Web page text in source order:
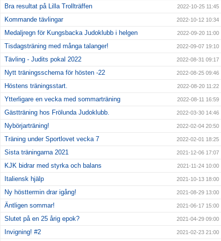
Bra resultat på Lilla Trollträffen 2022-10-25 11:45
Kommande tävlingar 2022-10-12 10:34
Medaljregn för Kungsbacka Judoklubb i helgen 2022-09-20 11:00
Tisdagsträning med många talanger! 2022-09-07 19:10
Tävling - Judits pokal 2022 2022-08-31 09:17
Nytt träningsschema för hösten -22 2022-08-25 09:46
Höstens träningsstart. 2022-08-20 11:22
Ytterligare en vecka med sommarträning 2022-08-11 16:59
Gästträning hos Frölunda Judoklubb. 2022-03-30 14:46
Nybörjarträning! 2022-02-04 20:50
Träning under Sportlovet vecka 7 2022-02-01 18:25
Sista träningarna 2021 2021-12-06 17:07
KJK bidrar med styrka och balans 2021-11-24 10:00
Italiensk hjälp 2021-10-13 18:00
Ny hösttermin drar igång! 2021-08-29 13:00
Äntligen sommar! 2021-06-17 15:00
Slutet på en 25 årig epok? 2021-04-29 09:00
Invigning! #2 2021-02-23 21:00